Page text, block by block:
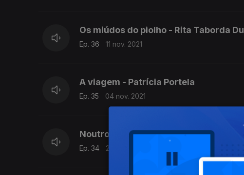
Os miúdos do piolho - Rita Taborda
Ep. 36 11 nov. 2021
A viagem - Patrícia Portela
Ep. 35 04 nov. 2021
Noutro dia - Patrícia Portela
Ep. 34 28 out. 2021